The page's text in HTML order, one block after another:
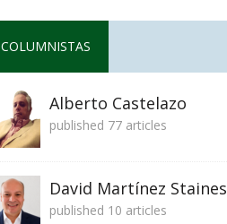
COLUMNISTAS
Alberto Castelazo
published 77 articles
David Martínez Staines
published 10 articles